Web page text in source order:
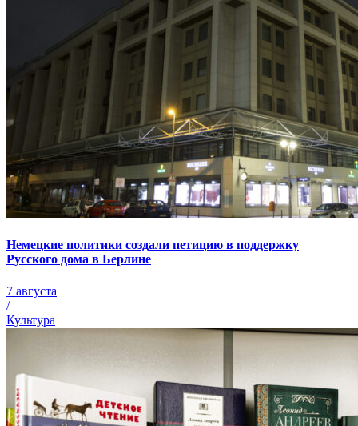
Немецкие политики создали петицию в поддержку
Русского дома в Берлине
7 августа
/
Культура